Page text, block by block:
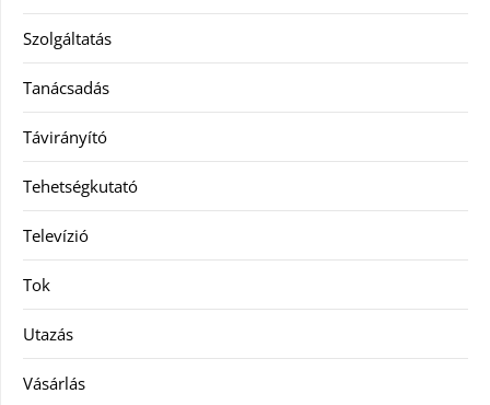
Szolgáltatás
Tanácsadás
Távirányító
Tehetségkutató
Televízió
Tok
Utazás
Vásárlás